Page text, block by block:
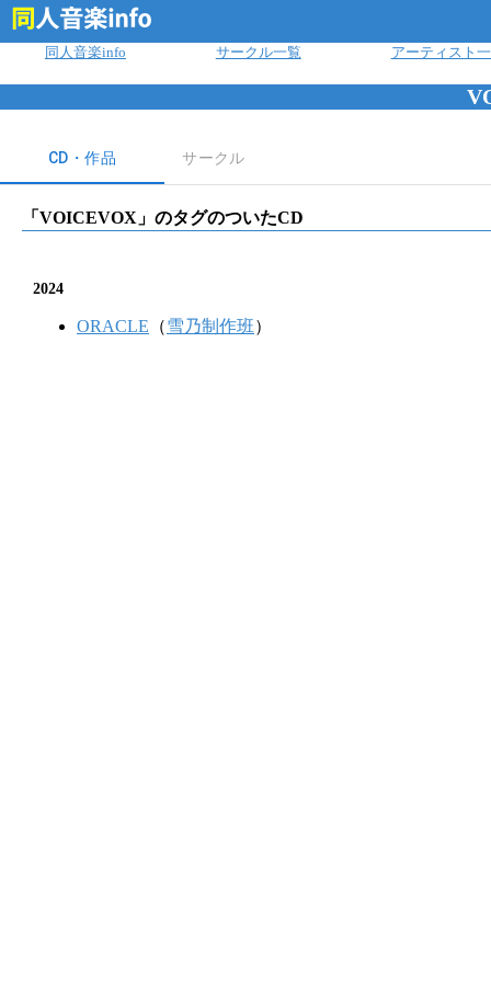
同人音楽info サークル一覧 アーティスト
CD・作品 サークル
「 VOICEVOX 」のタグのついたCD
2024
ORACLE （雪乃制作班）